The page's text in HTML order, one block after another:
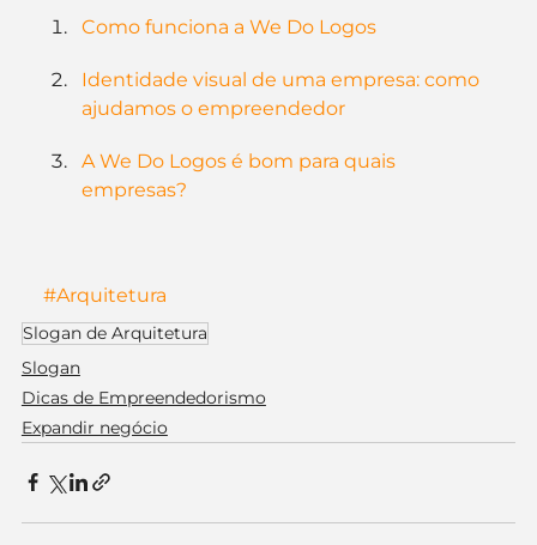
Como funciona a We Do Logos
Identidade visual de uma empresa: como
ajudamos o empreendedor
A We Do Logos é bom para quais
empresas?
#Arquitetura
Slogan de Arquitetura
Slogan
Dicas de Empreendedorismo
Expandir negócio